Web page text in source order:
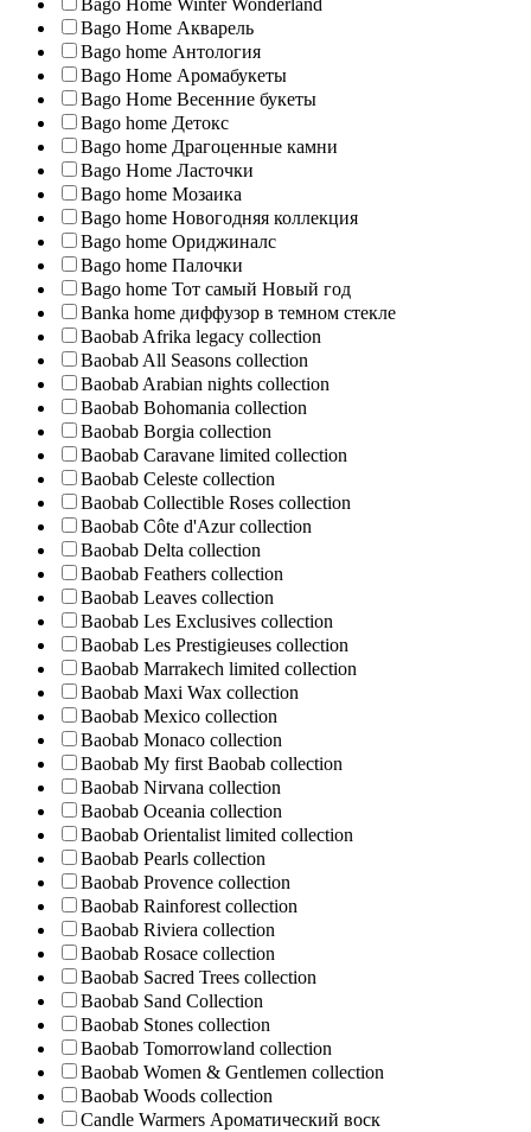
Bago Home Winter Wonderland
Bago Home Акварель
Bago home Антология
Bago Home Аромабукеты
Bago Home Весенние букеты
Bago home Детокс
Bago home Драгоценные камни
Bago Home Ласточки
Bago home Мозаика
Bago home Новогодняя коллекция
Bago home Ориджиналс
Bago home Палочки
Bago home Тот самый Новый год
Banka home диффузор в темном стекле
Baobab Afrika legacy collection
Baobab All Seasons collection
Baobab Arabian nights collection
Baobab Bohomania collection
Baobab Borgia collection
Baobab Caravane limited collection
Baobab Celeste collection
Baobab Collectible Roses collection
Baobab Côte d'Azur collection
Baobab Delta collection
Baobab Feathers collection
Baobab Leaves collection
Baobab Les Exclusives collection
Baobab Les Prestigieuses collection
Baobab Marrakech limited collection
Baobab Maxi Wax collection
Baobab Mexico collection
Baobab Monaco collection
Baobab My first Baobab collection
Baobab Nirvana collection
Baobab Oceania collection
Baobab Orientalist limited collection
Baobab Pearls collection
Baobab Provence collection
Baobab Rainforest collection
Baobab Riviera collection
Baobab Rosace collection
Baobab Sacred Trees collection
Baobab Sand Collection
Baobab Stones collection
Baobab Tomorrowland collection
Baobab Women & Gentlemen collection
Baobab Woods collection
Candle Warmers Ароматический воск